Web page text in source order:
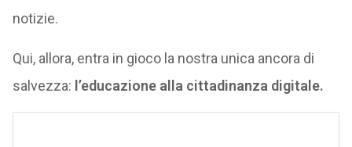
notizie.
Qui, allora, entra in gioco la nostra unica ancora di
salvezza: l’educazione alla cittadinanza digitale.